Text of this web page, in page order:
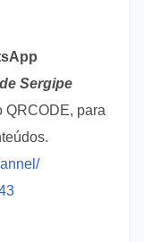
Sergipe
QRCODE, para